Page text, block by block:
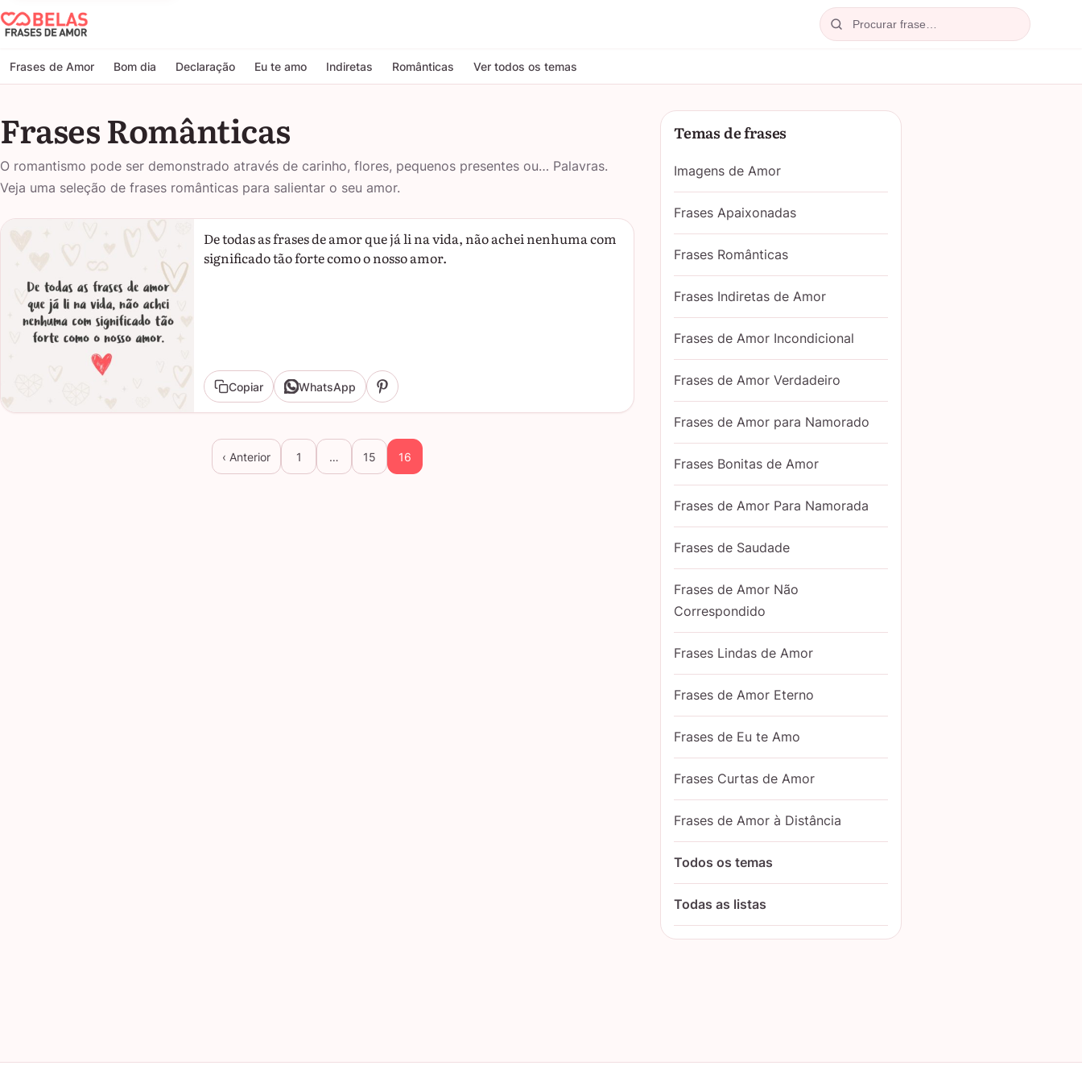
Belas Frases de Amor
Frases de Amor Bom dia Declaração Eu te amo Indiretas Românticas Ver todos os temas
Frases Românticas
O romantismo pode ser demonstrado através de carinho, flores, pequenos presentes ou… Palavras.
Veja uma seleção de frases românticas para salientar o seu amor.
De todas as frases de amor que já li na vida, não achei nenhuma com
significado tão forte como o nosso amor.
Copiar WhatsApp
‹ Anterior 1 … 15 16
Temas de frases
Imagens de Amor
Frases Apaixonadas
Frases Românticas
Frases Indiretas de Amor
Frases de Amor Incondicional
Frases de Amor Verdadeiro
Frases de Amor para Namorado
Frases Bonitas de Amor
Frases de Amor Para Namorada
Frases de Saudade
Frases de Amor Não
Correspondido
Frases Lindas de Amor
Frases de Amor Eterno
Frases de Eu te Amo
Frases Curtas de Amor
Frases de Amor à Distância
Todos os temas
Todas as listas